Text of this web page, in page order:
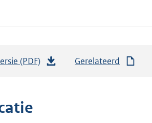
(PDF) Gerelateerd